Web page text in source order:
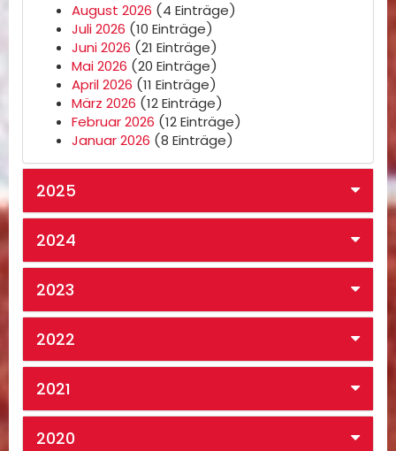
August 2026 (4 Einträge)
Juli 2026 (10 Einträge)
Juni 2026 (21 Einträge)
Mai 2026 (20 Einträge)
April 2026 (11 Einträge)
März 2026 (12 Einträge)
Februar 2026 (12 Einträge)
Januar 2026 (8 Einträge)
2025
2024
2023
2022
2021
2020